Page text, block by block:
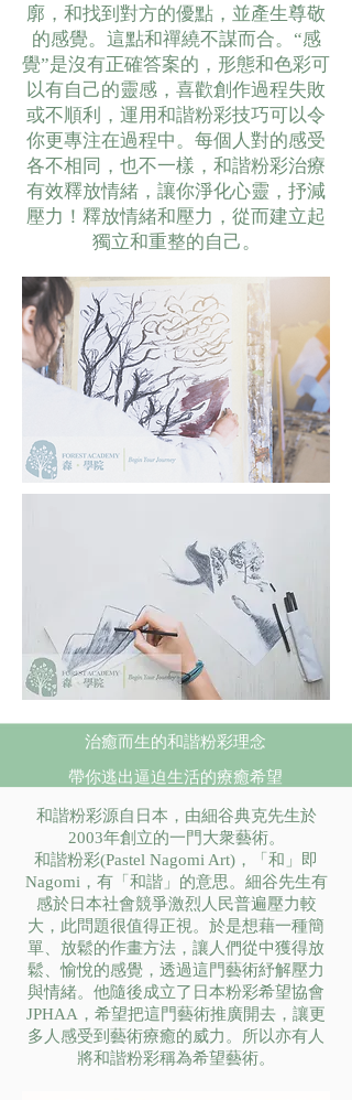
廓，和找到對方的優點，並產生尊敬
的感覺。這點和禪繞不謀而合。“感
覺”是沒有正確答案的，形態和色彩可
以有自己的靈感，喜歡創作過程失敗
或不順利，運用和諧粉彩技巧可以令
你更專注在過程中。每個人對的感受
各不相同，也不一樣， 和諧粉彩治療
有效釋放情緒，讓你淨化心靈，抒減
壓力！釋放情緒和壓力，從而建立起
獨立和重整的自己。
和諧粉彩源自日本，由細谷典克先生於
2003年創立的一門大衆藝術。
和諧粉彩(Pastel Nagomi Art)，「和」即
Nagomi，有「和諧」的意思。細谷先生有
感於日本社會競爭激烈人民普遍壓力較
大，此問題很值得正視。於是想藉一種簡
單、放鬆的作畫方法，讓人們從中獲得放
鬆、愉悅的感覺，透過這門藝術紓解壓力
與情緒。他隨後成立了日本粉彩希望協會
JPHAA，希望把這門藝術推廣開去，讓更
多人感受到藝術療癒的威力。所以亦有人
將和諧粉彩稱為希望藝術。
治癒而生的和諧粉彩理念
帶你逃出逼迫生活的療癒希望